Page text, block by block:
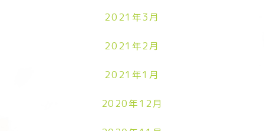
2021年3月
2021年2月
2021年1月
2020年12月